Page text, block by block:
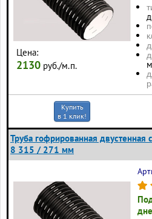
Цена:
2130 руб./м.п.
Купить
в 1 клик!
Труба гофрированная двустенная
8 315 / 271 мм